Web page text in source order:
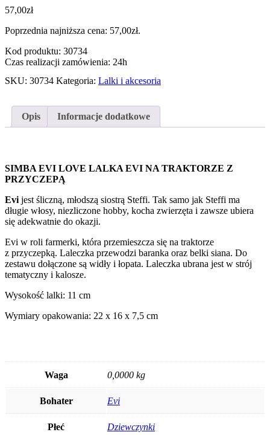
57,00zł
Poprzednia najniższa cena: 57,00zł.
Kod produktu: 30734
Czas realizacji zamówienia: 24h
SKU: 30734 Kategoria: Lalki i akcesoria
Opis Informacje dodatkowe
SIMBA EVI LOVE LALKA EVI NA TRAKTORZE Z
PRZYCZEPĄ
Evi jest śliczną, młodszą siostrą Steffi. Tak samo jak Steffi ma
długie włosy, niezliczone hobby, kocha zwierzęta i zawsze ubiera
się adekwatnie do okazji.
Evi w roli farmerki, która przemieszcza się na traktorze
z przyczepką. Laleczka przewodzi baranka oraz belki siana. Do
zestawu dołączone są widły i łopata. Laleczka ubrana jest w strój
tematyczny i kalosze.
Wysokość lalki: 11 cm
Wymiary opakowania: 22 x 16 x 7,5 cm
Waga 0,0000 kg
Bohater Evi
Płeć Dziewczynki